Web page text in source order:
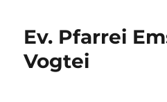
Ev. Pfarrei
Vogtei